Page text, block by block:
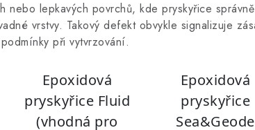
nebo lepkavých povrchů, kde pryskyřice
vrstvy. Takový defekt obvykle signalizuje
při vytvrzování.